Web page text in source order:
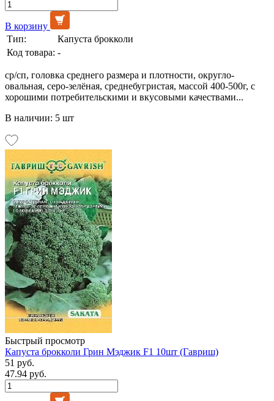
В корзину
Тип:
Капуста брокколи
Код товара: -
ср/сп, головка среднего размера и плотности, округло-
овальная, серо-зелёная, среднебугристая, массой 400-500г, с
хорошими потребительскими и вкусовыми качествами...
В наличии: 5 шт
Быстрый просмотр
Капуста брокколи Грин Мэджик F1 10шт (Гавриш)
51 руб.
47.94 руб.